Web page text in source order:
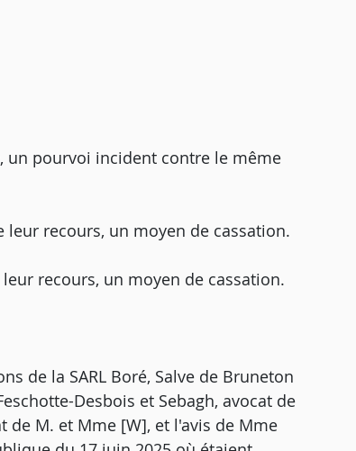
un pourvoi incident contre le même
recours, un moyen de cassation.
recours, un moyen de cassation.
de la SARL Boré, Salve de Bruneton
Desbois et Sebagh, avocat de
de M. et Mme [W], et l'avis de Mme